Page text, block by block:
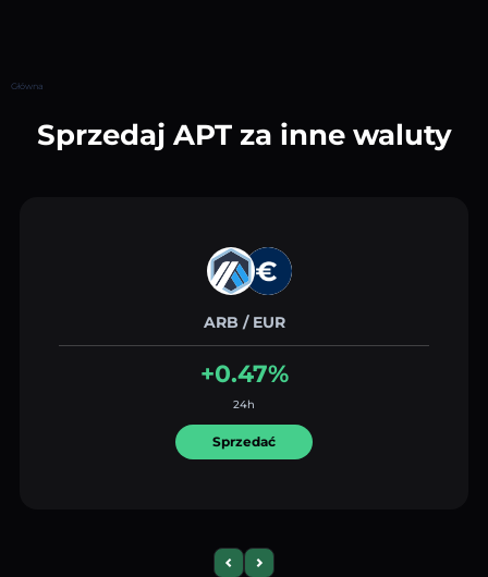
Główna
Sprzedaj APT za inne waluty
ARB / EUR
+0.47%
24h
Sprzedać
Previous slide
Next slide